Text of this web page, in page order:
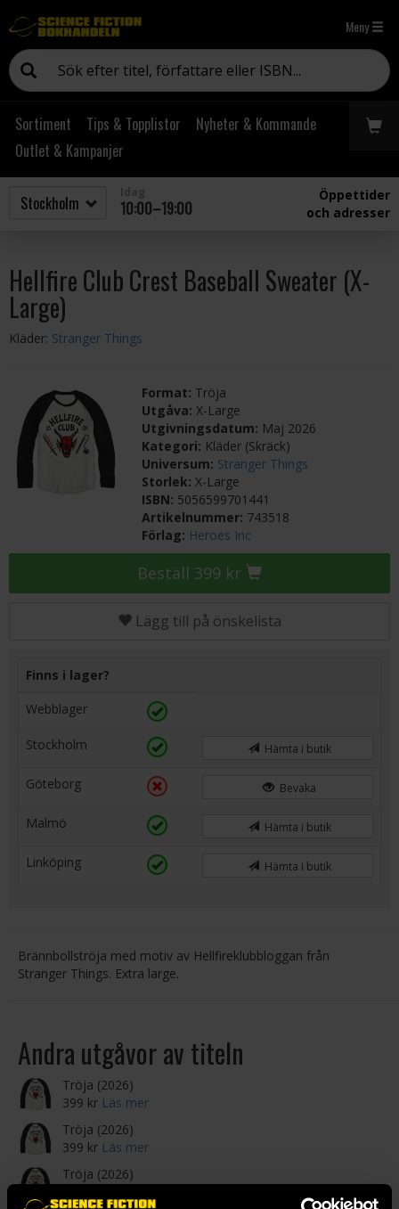
Meny
Sortiment Tips & Topplistor
Nyheter & Kommande
Outlet & Kampanjer
10:00–19:00
Öppettider
och adresser
Hellfire Club Crest Baseball Sweater (X-
Large)
Kläder: Stranger Things
Format: Tröja
Utgåva:X-Large
Utgivningsdatum: Maj 2026
Kategori: Kläder (Skräck)
Universum: Stranger Things
Storlek:X-Large
ISBN: 5056599701441
Artikelnummer: 743518
Förlag: Heroes Inc
Beställ 399 kr
Lägg till på önskelista
Finns i lager?
Webblager
Stockholm Hämta i butik
Göteborg Bevaka
Malmö Hämta i butik
Linköping Hämta i butik
Brännbollströja med motiv av Hellfireklubbloggan från
Stranger Things. Extra large.
Andra utgåvor av titeln
Tröja (2026)
399 kr Läs mer
Tröja (2026)
399 kr Läs mer
Tröja (2026)